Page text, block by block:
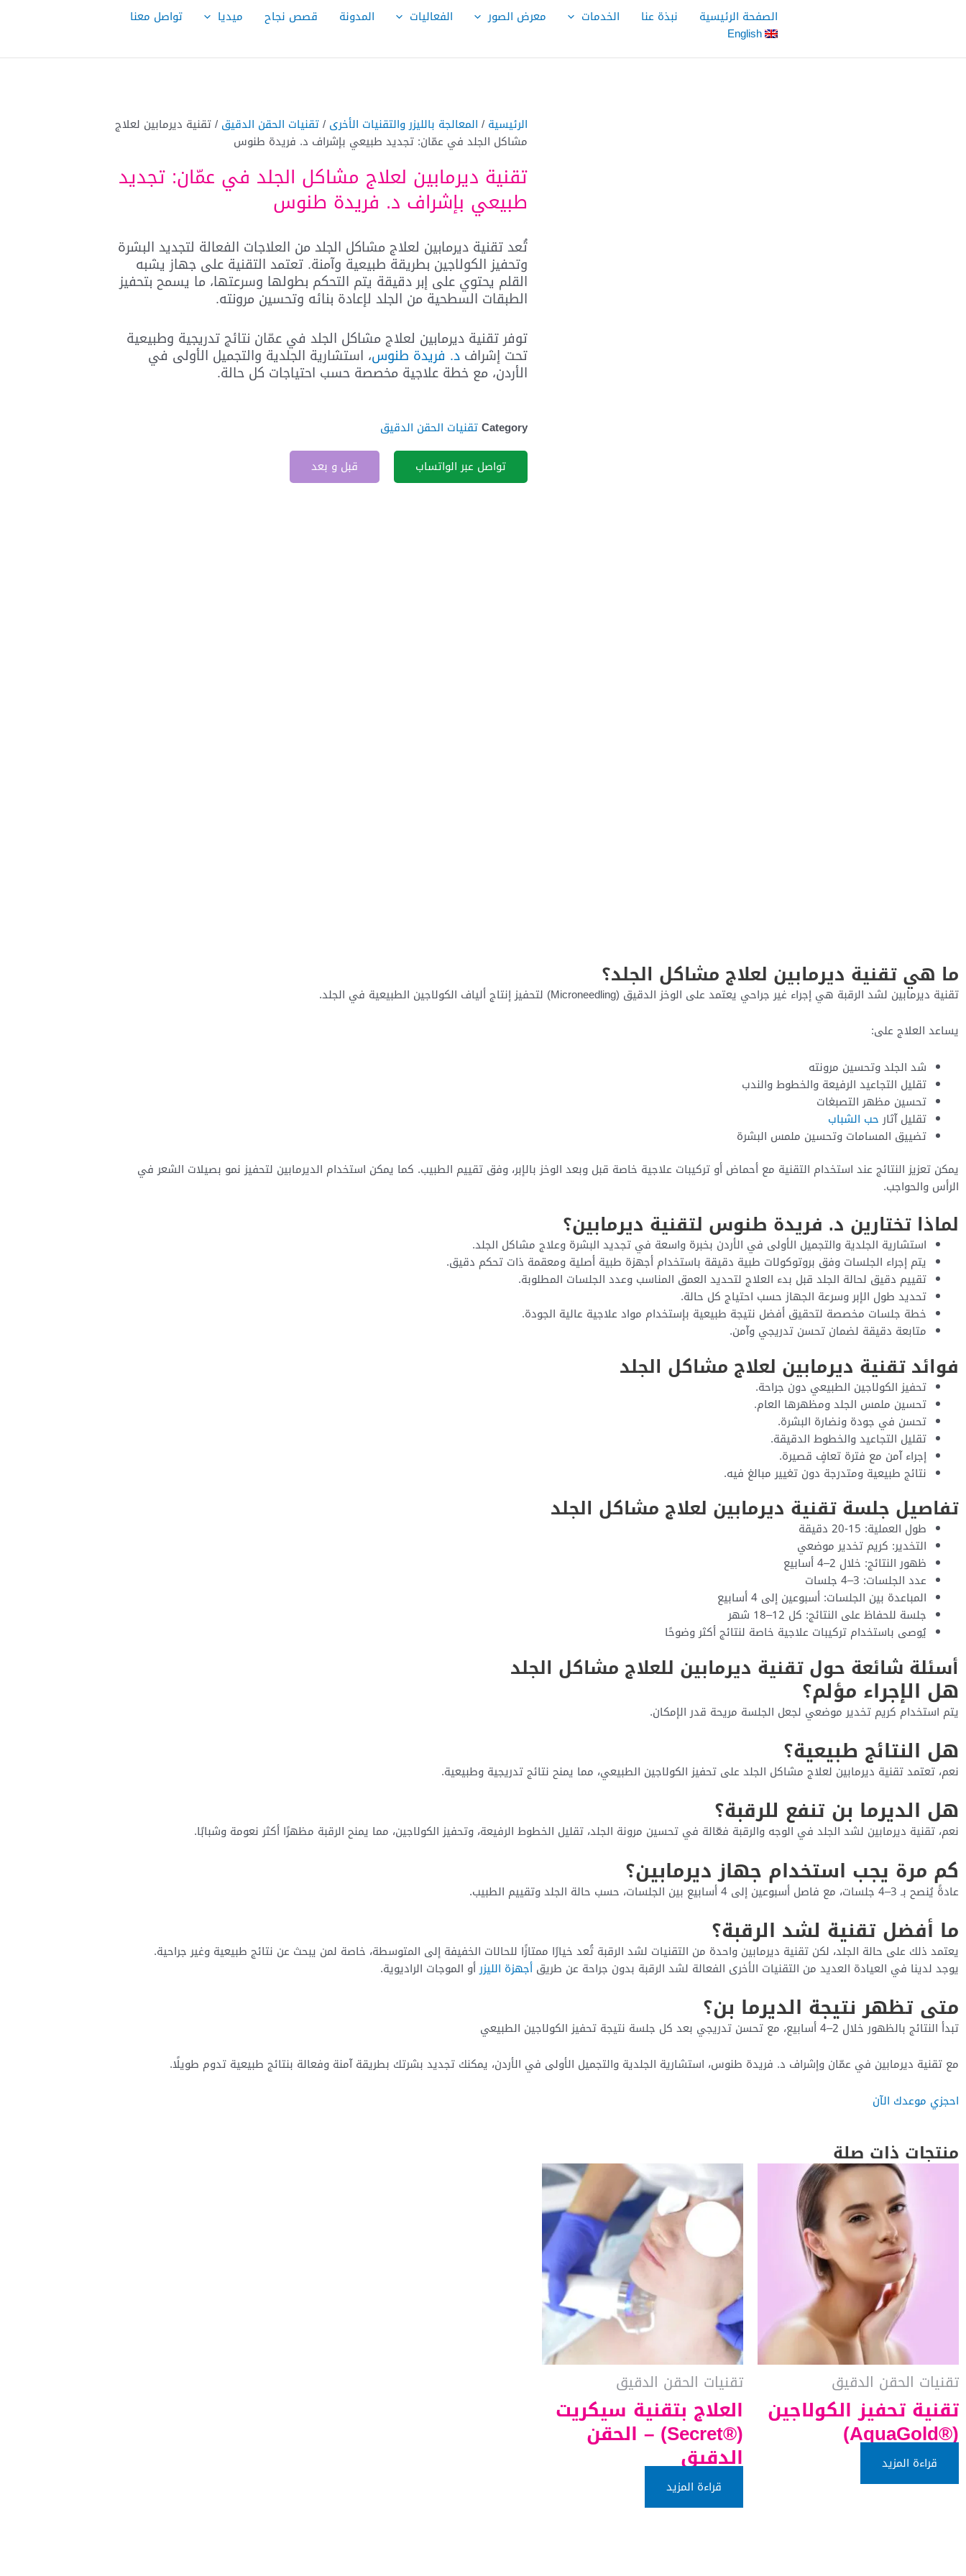
الصفحة الرئيسية نبذة عنا الخدمات معرض الصور الفعاليات المدونة قصص نجاح ميديا
تواصل معنا
English
الرئيسية / المعالجة بالليزر والتقنيات الأخرى /تقنيات الحقن الدقيق / تقنية ديرمابين لعلاج
مشاكل الجلد في عمّان: تجديد طبيعي بإشراف د. فريدة طنوس
تقنية ديرمابين لعلاج مشاكل الجلد في عمّان: تجديد
طبيعي بإشراف د. فريدة طنوس
تُعد تقنية ديرمابين لعلاج مشاكل الجلد من العلاجات الفعالة لتجديد البشرة
وتحفيز الكولاجين بطريقة طبيعية وآمنة. تعتمد التقنية على جهاز يشبه
القلم يحتوي على إبر دقيقة يتم التحكم بطولها وسرعتها، ما يسمح بتحفيز
الطبقات السطحية من الجلد لإعادة بنائه وتحسين مرونته.
توفر تقنية ديرمابين لعلاج مشاكل الجلد في عمّان نتائج تدريجية وطبيعية
تحت إشراف د. فريدة طنوس، استشارية الجلدية والتجميل الأولى في
الأردن، مع خطة علاجية مخصصة حسب احتياجات كل حالة.
Categoryتقنيات الحقن الدقيق
تواصل عبر الواتساب
قبل و بعد
ما هي تقنية ديرمابين لعلاج مشاكل الجلد؟
تقنية ديرمابين لشد الرقبة هي إجراء غير جراحي يعتمد على الوخز الدقيق (Microneedling) لتحفيز إنتاج ألياف الكولاجين الطبيعية في الجلد.
يساعد العلاج على:
شد الجلد وتحسين مرونته
تقليل التجاعيد الرفيعة والخطوط والندب
تحسين مظهر التصبغات
تقليل آثار حب الشباب
تضييق المسامات وتحسين ملمس البشرة
يمكن تعزيز النتائج عند استخدام التقنية مع أحماض أو تركيبات علاجية خاصة قبل وبعد الوخز بالإبر، وفق تقييم الطبيب. كما يمكن استخدام الديرمابين لتحفيز نمو بصيلات الشعر في
الرأس والحواجب.
لماذا تختارين د. فريدة طنوس لتقنية ديرمابين؟
استشارية الجلدية والتجميل الأولى في الأردن بخبرة واسعة في تجديد البشرة وعلاج مشاكل الجلد.
يتم إجراء الجلسات وفق بروتوكولات طبية دقيقة باستخدام أجهزة طبية أصلية ومعقمة ذات تحكم دقيق.
تقييم دقيق لحالة الجلد قبل بدء العلاج لتحديد العمق المناسب وعدد الجلسات المطلوبة.
تحديد طول الإبر وسرعة الجهاز حسب احتياج كل حالة.
خطة جلسات مخصصة لتحقيق أفضل نتيجة طبيعية بإستخدام مواد علاجية عالية الجودة.
متابعة دقيقة لضمان تحسن تدريجي وآمن.
فوائد تقنية ديرمابين لعلاج مشاكل الجلد
تحفيز الكولاجين الطبيعي دون جراحة.
تحسين ملمس الجلد ومظهرها العام.
تحسن في جودة ونضارة البشرة.
تقليل التجاعيد والخطوط الدقيقة.
إجراء آمن مع فترة تعافٍ قصيرة.
نتائج طبيعية ومتدرجة دون تغيير مبالغ فيه.
تفاصيل جلسة تقنية ديرمابين لعلاج مشاكل الجلد
طول العملية: 15-20 دقيقة
التخدير: كريم تخدير موضعي
ظهور النتائج: خلال 2–4 أسابيع
عدد الجلسات: 3–4 جلسات
المباعدة بين الجلسات: أسبوعين إلى 4 أسابيع
جلسة للحفاظ على النتائج: كل 12–18 شهر
يُوصى باستخدام تركيبات علاجية خاصة لنتائج أكثر وضوحًا
أسئلة شائعة حول تقنية ديرمابين للعلاج مشاكل الجلد
هل الإجراء مؤلم؟
يتم استخدام كريم تخدير موضعي لجعل الجلسة مريحة قدر الإمكان.
هل النتائج طبيعية؟
نعم، تعتمد تقنية ديرمابين لعلاج مشاكل الجلد على تحفيز الكولاجين الطبيعي، مما يمنح نتائج تدريجية وطبيعية.
هل الديرما بن تنفع للرقبة؟
نعم، تقنية ديرمابين لشد الجلد في الوجه والرقبة فعّالة في تحسين مرونة الجلد، تقليل الخطوط الرفيعة، وتحفيز الكولاجين، مما يمنح الرقبة مظهرًا أكثر نعومة وشبابًا.
كم مرة يجب استخدام جهاز ديرمابين؟
عادةً يُنصح بـ 3–4 جلسات، مع فاصل أسبوعين إلى 4 أسابيع بين الجلسات، حسب حالة الجلد وتقييم الطبيب.
ما أفضل تقنية لشد الرقبة؟
يعتمد ذلك على حالة الجلد، لكن تقنية ديرمابين واحدة من التقنيات لشد الرقبة تُعد خيارًا ممتازًا للحالات الخفيفة إلى المتوسطة، خاصة لمن يبحث عن نتائج طبيعية وغير جراحية.
يوجد لدينا في العيادة العديد من التقنيات الأخرى الفعالة لشد الرقبة بدون جراحة عن طريق أجهزة الليزرأو الموجات الراديوية.
متى تظهر نتيجة الديرما بن؟
تبدأ النتائج بالظهور خلال 2–4 أسابيع، مع تحسن تدريجي بعد كل جلسة نتيجة تحفيز الكولاجين الطبيعي
مع تقنية ديرمابين في عمّان وإشراف د. فريدة طنوس، استشارية الجلدية والتجميل الأولى في الأردن، يمكنك تجديد بشرتك بطريقة آمنة وفعالة بنتائج طبيعية تدوم طويلًا.
احجزي موعدك الآن
منتجات ذات صلة
تقنيات الحقن الدقيق
تقنية تحفيز الكولاجين
(®AquaGold)
قراءة المزيد
تقنيات الحقن الدقيق
العلاج بتقنية سيكريت
(®Secret) – الحقن
الدقيق
قراءة المزيد